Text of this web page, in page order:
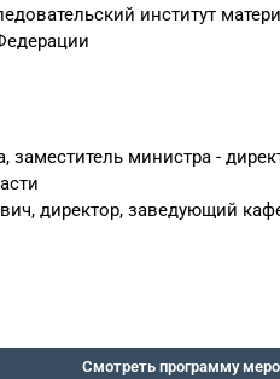
институт
министра -
директор, заведующий
Смотреть программу